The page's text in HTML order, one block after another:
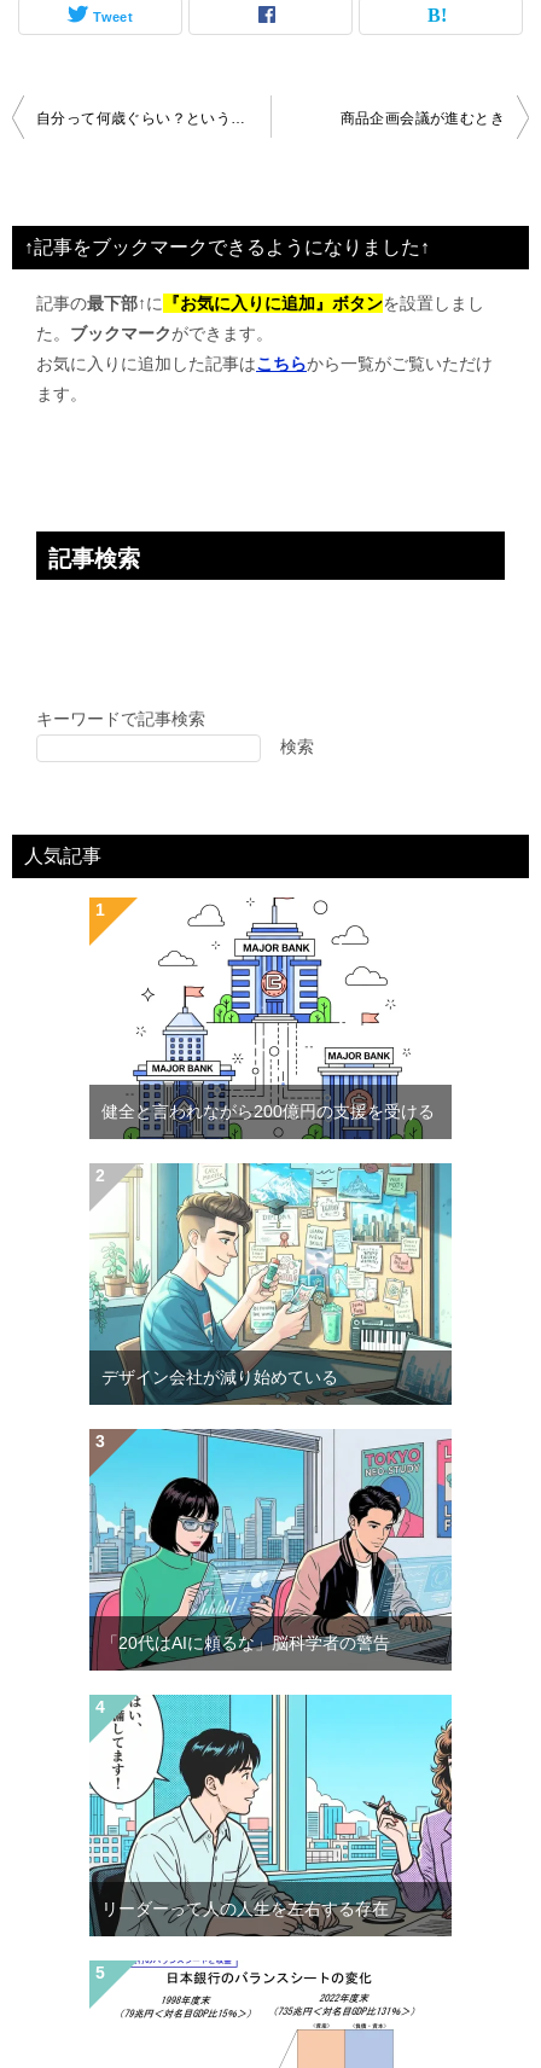
Tweet
投
ビ
ゲ
商品企画会議が進むとき
↑記事をブックマークできるようになりました↑
記事の最下部↑に 『お気に入りに追加』ボタンを設置しまし
た。 ブックマークができます。
お気に入りに追加した記事はこちらから一覧がご覧いただけ
ます。
記事検索
キーワードで記事検索
検索
人気記事
健全と言われながら200億円の支援を受ける
デザイン会社が減り始めている
「20代はAIに頼るな」脳科学者の警告
リーダーって人の人生を左右する存在